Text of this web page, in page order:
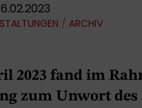
/ ARCHIV
2023 fand im
zum Unwort des